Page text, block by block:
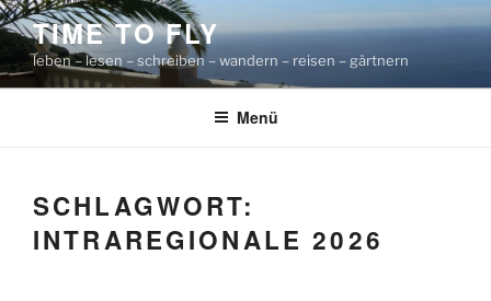
Zum
Inhalt
springen
TIME TO FLY
leben – lesen – schreiben – wandern – reisen – gärtnern
Menü
SCHLAGWORT:
INTRAREGIONALE 2026